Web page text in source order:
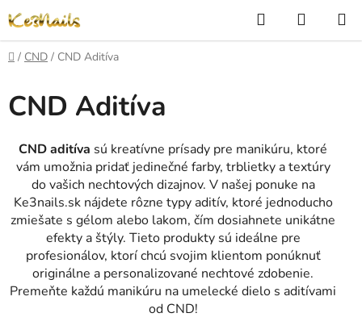
na
obsah
Hľadať
KOŠÍK
Domov
/ CND / CND Aditíva
CND Aditíva
CND aditíva sú kreatívne prísady pre manikúru, ktoré
vám umožnia pridať jedinečné farby, trblietky a textúry
do vašich nechtových dizajnov. V našej ponuke na
Ke3nails.sk nájdete rôzne typy aditív, ktoré jednoducho
zmiešate s gélom alebo lakom, čím dosiahnete unikátne
efekty a štýly. Tieto produkty sú ideálne pre
profesionálov, ktorí chcú svojim klientom ponúknuť
originálne a personalizované nechtové zdobenie.
Premeňte každú manikúru na umelecké dielo s aditívami
od CND!